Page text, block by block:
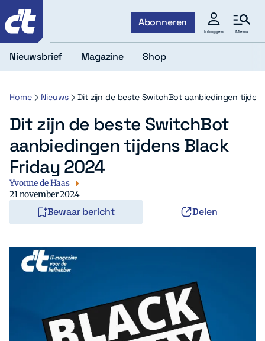
Abonneren
Inloggen Menu
Nieuwsbrief Magazine Shop
Home Nieuws Dit zijn de beste SwitchBot aanbiedingen
Dit zijn de beste SwitchBot
aanbiedingen tijdens Black
Friday 2024
Yvonne de Haas
21 november 2024
Bewaar bericht Delen